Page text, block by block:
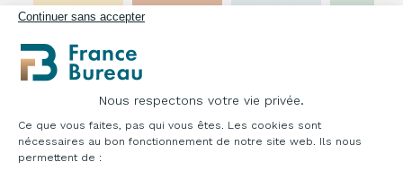
Continuer sans accepter
Nous respectons votre vie privée.
Plateforme de Gestion du Consentement :
Ce que vous faites, pas qui vous êtes. Les cookies sont
nécessaires au bon fonctionnement de notre site web. Ils nous
permettent de :
B
E
Tissu placet d'assise